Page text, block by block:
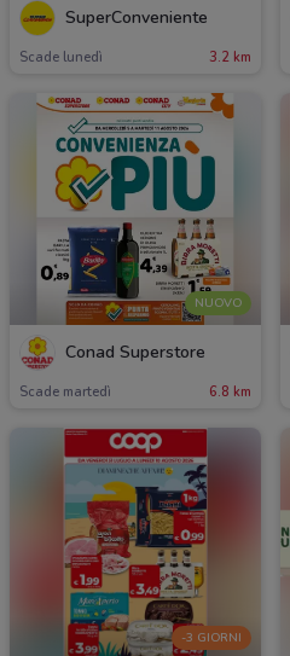
SuperConveniente
Scade lunedì 3.2 km
NUOVO
Conad Superstore
Scade martedì 6.8 km
-3 GIORNI